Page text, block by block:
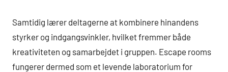
Samtidig lærer deltagerne at kombinere hinandens
styrker og indgangsvinkler, hvilket fremmer både
kreativiteten og samarbejdet i gruppen. Escape rooms
fungerer dermed som et levende laboratorium for